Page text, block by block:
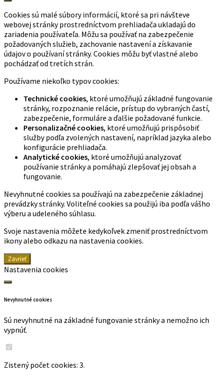
Cookies sú malé súbory informácií, ktoré sa pri návšteve
webovej stránky prostredníctvom prehliadača ukladajú do
zariadenia používateľa. Môžu sa používať na zabezpečenie
požadovaných služieb, zachovanie nastavení a získavanie
údajov o používaní stránky. Cookies môžu byť vlastné alebo
pochádzať od tretích strán.
Používame niekoľko typov cookies:
Technické cookies, ktoré umožňujú základné fungovanie
stránky, rozpoznanie relácie, prístup do vybraných častí,
zabezpečenie, formuláre a ďalšie požadované funkcie.
Personalizačné cookies, ktoré umožňujú prispôsobiť
služby podľa zvolených nastavení, napríklad jazyka alebo
konfigurácie prehliadača.
Analytické cookies, ktoré umožňujú analyzovať
používanie stránky a pomáhajú zlepšovať jej obsah a
fungovanie.
Nevyhnutné cookies sa používajú na zabezpečenie základnej
prevádzky stránky. Voliteľné cookies sa použijú iba podľa vášho
výberu a udeleného súhlasu.
Svoje nastavenia môžete kedykoľvek zmeniť prostredníctvom
ikony alebo odkazu na nastavenia cookies.
Zavrieť
Nastavenia cookies
Nevyhnutné cookies
Sú nevyhnutné na základné fungovanie stránky a nemožno ich
vypnúť.
Zistený počet cookies: 3.